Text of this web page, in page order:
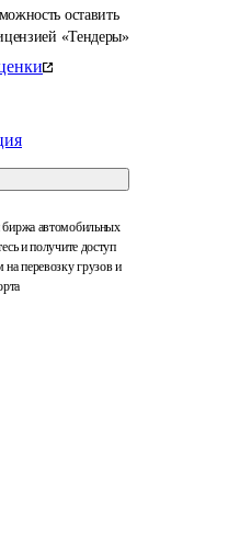
оставить
«Тендеры»
автомобильных
и получите доступ
на перевозку грузов и